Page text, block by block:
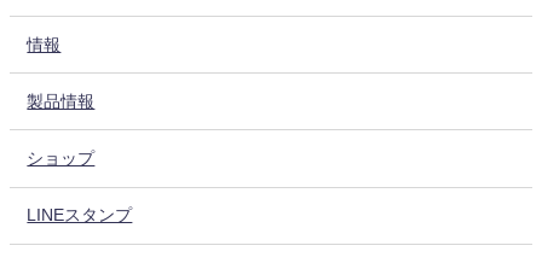
情報
製品情報
ショップ
LINEスタンプ